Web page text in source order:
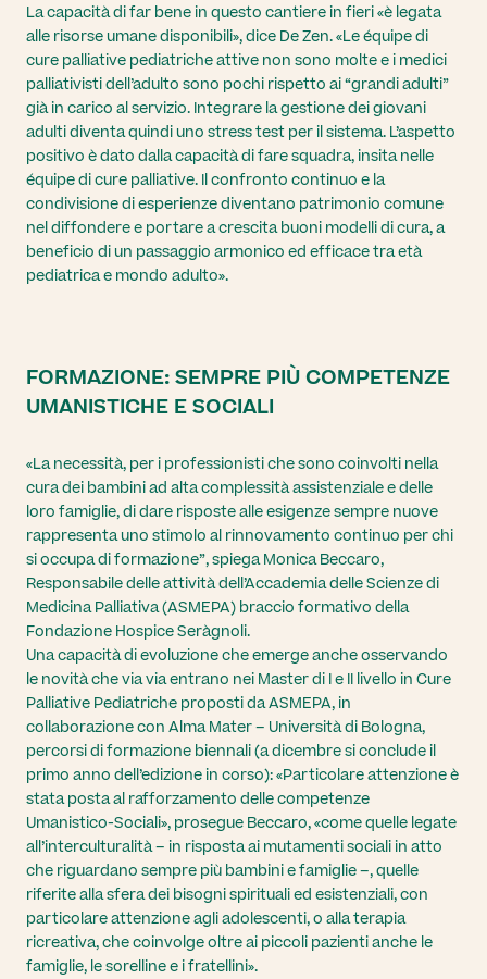
La capacità di far bene in questo cantiere in fieri «è legata
alle risorse umane disponibili», dice De Zen. «Le équipe di
cure palliative pediatriche attive non sono molte e i medici
palliativisti dell’adulto sono pochi rispetto ai “grandi adulti”
già in carico al servizio. Integrare la gestione dei giovani
adulti diventa quindi uno stress test per il sistema. L’aspetto
positivo è dato dalla capacità di fare squadra, insita nelle
équipe di cure palliative. Il confronto continuo e la
condivisione di esperienze diventano patrimonio comune
nel diffondere e portare a crescita buoni modelli di cura, a
beneficio di un passaggio armonico ed efficace tra età
pediatrica e mondo adulto».
FORMAZIONE: SEMPRE PIÙ COMPETENZE
UMANISTICHE E SOCIALI
«La necessità, per i professionisti che sono coinvolti nella
cura dei bambini ad alta complessità assistenziale e delle
loro famiglie, di dare risposte alle esigenze sempre nuove
rappresenta uno stimolo al rinnovamento continuo per chi
si occupa di formazione”, spiega Monica Beccaro,
Responsabile delle attività dell’Accademia delle Scienze di
Medicina Palliativa (ASMEPA) braccio formativo della
Fondazione Hospice Seràgnoli.
Una capacità di evoluzione che emerge anche osservando
le novità che via via entrano nei Master di I e II livello in Cure
Palliative Pediatriche proposti da ASMEPA, in
collaborazione con Alma Mater – Università di Bologna,
percorsi di formazione biennali (a dicembre si conclude il
primo anno dell’edizione in corso): «Particolare attenzione è
stata posta al rafforzamento delle competenze
Umanistico-Sociali», prosegue Beccaro, «come quelle legate
all’interculturalità – in risposta ai mutamenti sociali in atto
che riguardano sempre più bambini e famiglie –, quelle
riferite alla sfera dei bisogni spirituali ed esistenziali, con
particolare attenzione agli adolescenti, o alla terapia
ricreativa, che coinvolge oltre ai piccoli pazienti anche le
famiglie, le sorelline e i fratellini».